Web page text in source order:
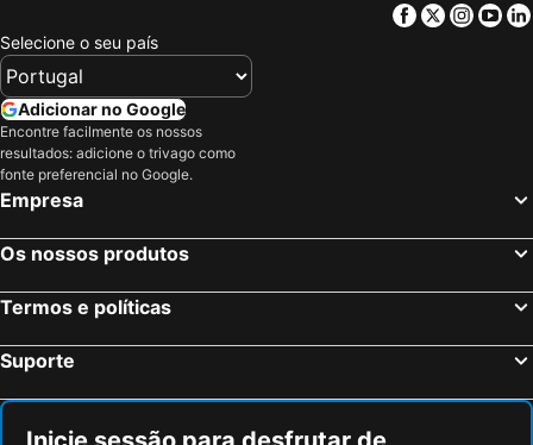
Facebook
Twitter
Selecione o seu país
Adicionar no Google
Encontre facilmente os nossos
resultados: adicione o trivago como
fonte preferencial no Google.
Empresa
Os nossos produtos
Termos e políticas
Suporte